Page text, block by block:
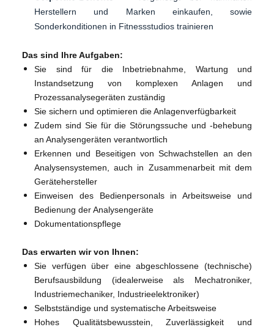
Herstellern und Marken einkaufen, sowie
Sonderkonditionen in Fitnessstudios trainieren
Das sind Ihre Aufgaben:
Sie sind für die Inbetriebnahme, Wartung und
Instandsetzung von komplexen Anlagen und
Prozessanalysegeräten zuständig
Sie sichern und optimieren die Anlagenverfügbarkeit
Zudem sind Sie für die Störungssuche und -behebung
an Analysengeräten verantwortlich
Erkennen und Beseitigen von Schwachstellen an den
Analysensystemen, auch in Zusammenarbeit mit dem
Gerätehersteller
Einweisen des Bedienpersonals in Arbeitsweise und
Bedienung der Analysengeräte
Dokumentationspflege
Das erwarten wir von Ihnen:
Sie verfügen über eine abgeschlossene (technische)
Berufsausbildung (idealerweise als Mechatroniker,
Industriemechaniker, Industrieelektroniker)
Selbstständige und systematische Arbeitsweise
Hohes Qualitätsbewusstein, Zuverlässigkeit und